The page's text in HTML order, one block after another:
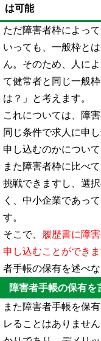
は可能
ただ障害者枠によっ
いっても、一般枠と
ん。そのため、人に
て健常者と同じ一般
は？」と考えます。
これについては、障
同じ条件で求人に申
申し込むのかについ
また障害者枠に比べ
挑戦できますし、選
く、中小企業であっ
す。
そこで、
履歴書に障
申し込むことができま
者手帳の保有を述べ
障害者手帳の保有
また障害者手帳を保
レることはありませ